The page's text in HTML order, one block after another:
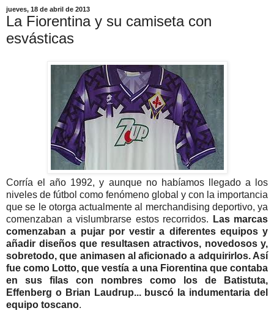
jueves, 18 de abril de 2013
La Fiorentina y su camiseta con
esvásticas
Corría el año 1992, y aunque no habíamos llegado a los
niveles de fútbol como fenómeno global y con la importancia
que se le otorga actualmente al merchandising deportivo, ya
comenzaban a vislumbrarse estos recorridos.
Las marcas
comenzaban a pujar por vestir a diferentes equipos y
añadir diseños que resultasen atractivos, novedosos y,
sobretodo, que animasen al aficionado a adquirirlos. Así
fue como Lotto, que vestía a una Fiorentina que contaba
en sus filas con nombres como los de Batistuta,
Effenberg o Brian Laudrup... buscó la indumentaria del
equipo toscano.